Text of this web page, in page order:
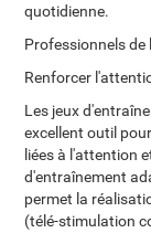
quotidienne.
Professionnels de
Renforcer
Les jeux
excellent outil
liées à l'attention
d'entraînement
permet la
(télé-stimulation